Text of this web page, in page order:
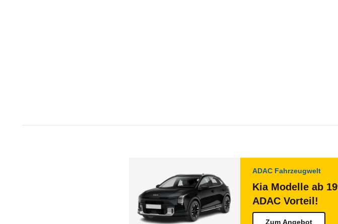
ADAC Fahrzeugwelt
Kia Modelle ab
ADAC Vorteil!
Zum Angebot